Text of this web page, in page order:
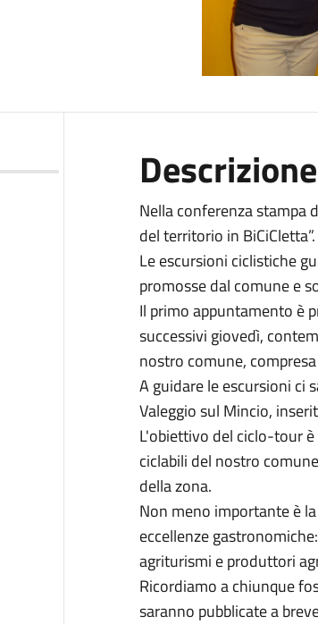
Descrizione
Nella conferenza stampa
del territorio in BiCiCletta”.
Le escursioni ciclistiche
promosse dal comune e
Il primo appuntamento è
successivi giovedì,
nostro comune,
A guidare le escursioni ci
Valeggio sul Mincio,
L'obiettivo del ciclo-tour
ciclabili del nostro
della zona.
Non meno importante è
eccellenze
agriturismi e produttori
Ricordiamo a chiunque
saranno pubblicate a